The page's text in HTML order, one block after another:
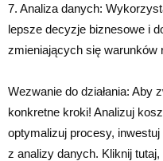
7. Analiza danych:
lepsze decyzje biznesowe i
zmieniających się warunków
Wezwanie do działania: Aby
konkretne kroki! Analizuj
optymalizuj procesy,
z analizy danych. Kliknij